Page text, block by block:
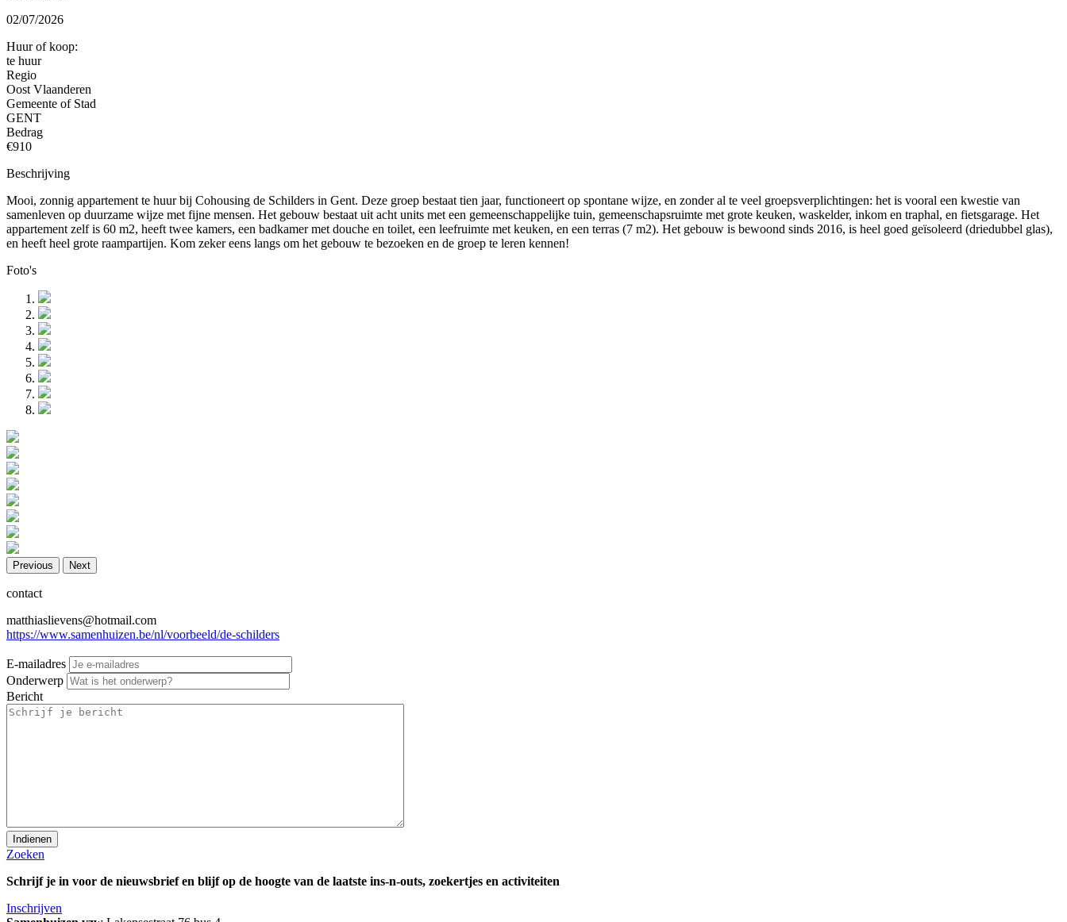
02/07/2026
Huur of koop:
te huur
Regio
Oost Vlaanderen
Gemeente of Stad
GENT
Bedrag
€910
Beschrijving
Mooi, zonnig appartement te huur bij Cohousing de Schilders in Gent. Deze groep bestaat tien jaar, functioneert op spontane wijze, en zonder al te veel groepsverplichtingen: het is vooral een kwestie van
samenleven op duurzame wijze met fijne mensen. Het gebouw bestaat uit acht units met een gemeenschappelijke tuin, gemeenschapsruimte met grote keuken, waskelder, inkom en traphal, en fietsgarage. Het
appartement zelf is 60 m2, heeft twee kamers, een badkamer met douche en toilet, een leefruimte met keuken, en een terras (7 m2). Het gebouw is bewoond sinds 2016, is heel goed geïsoleerd (driedubbel glas),
en heeft heel grote raampartijen. Kom zeker eens langs om het gebouw te bezoeken en de groep te leren kennen!
Foto's
Previous Next
contact
matthiaslievens@hotmail.com
https://www.samenhuizen.be/nl/voorbeeld/de-schilders
E-mailadres
Onderwerp
Bericht
Zoeken
Schrijf je in voor de nieuwsbrief en blijf op de hoogte van de laatste ins-n-outs, zoekertjes en activiteiten
Inschrijven